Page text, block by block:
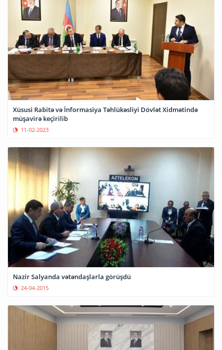
Xüsusi Rabitə və İnformasiya Təhlükəsliyi Dövlət Xidmətində
müşavirə keçirilib
11-02-2023
Nazir Salyanda vətəndaşlarla görüşdü
24-04-2015